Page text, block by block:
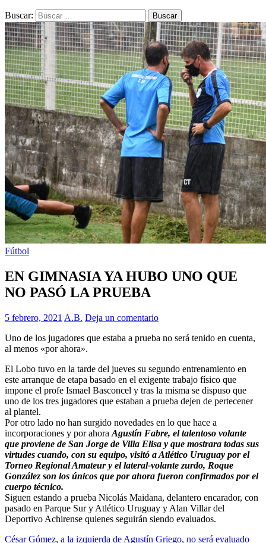
Buscar:
Fútbol
EN GIMNASIA YA HUBO UNO QUE
NO PASÓ LA PRUEBA
5 febrero, 2021 A.B. Deja un comentario
Uno de los jugadores que estaba a prueba no será tenido en cuenta,
al menos «por ahora».
El Lobo tuvo en la tarde del jueves su segundo entrenamiento en
este arranque de etapa basado en el exigente trabajo físico que
impone el profe Ismael Basconcel y tras la misma se dispuso que
uno de los tres jugadores que estaban a prueba dejen de pertecener
al plantel.
Por otro lado no han surgido novedades en lo que hace a
incorporaciones y por ahora Agustín Fabre, el talentoso volante
que proviene de San Jorge de Villa Elisa y que mostrara todas sus
virtudes cuando, con su equipo, visitó a Atlético Uruguay por el
Torneo Regional Amateur y el lateral-volante zurdo, Roque
González son los únicos que por ahora fueron confirmados por el
cuerpo técnico.
Siguen estando a prueba Nicolás Maidana, delantero encarador, con
pasado en Parque Sur y Atlético Uruguay y Alan Villar del
Deportivo Achirense quienes seguirán siendo evaluados.
César Gómez, a la izquierda de Agustín Griego, no será evaluado